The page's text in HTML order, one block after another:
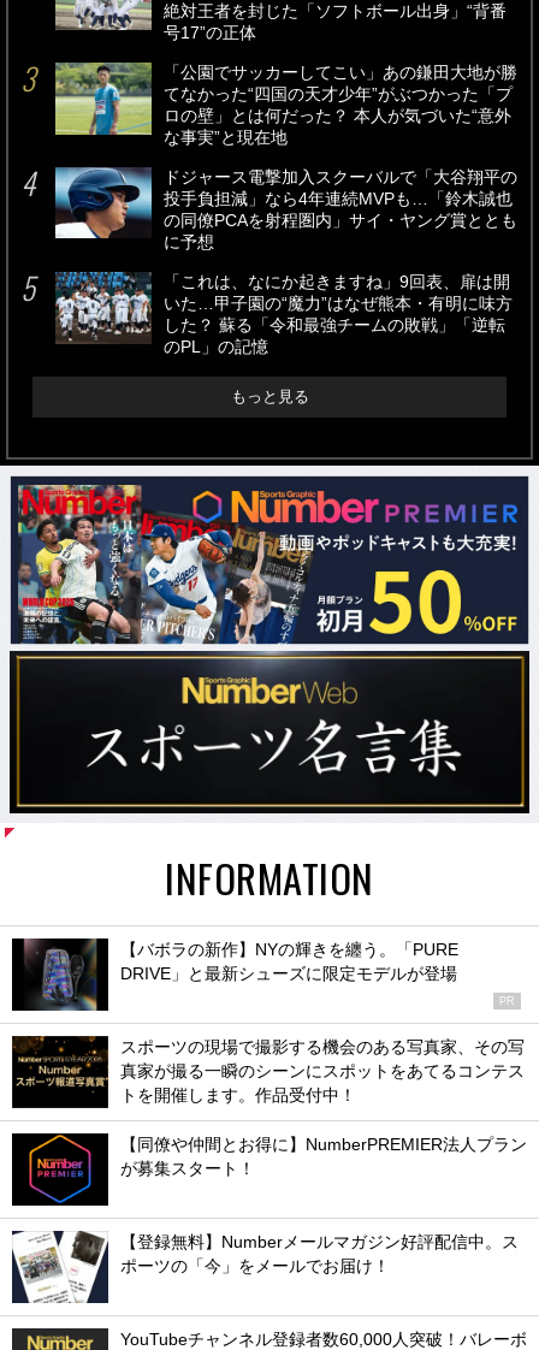
絶対王者を封じた「ソフトボール出身」“背番
号17”の正体
「公園でサッカーしてこい」あの鎌田大地が勝
てなかった“四国の天才少年”がぶつかった「プ
ロの壁」とは何だった？ 本人が気づいた“意外
な事実”と現在地
ドジャース電撃加入スクーバルで「大谷翔平の
投手負担減」なら4年連続MVPも…「鈴木誠也
の同僚PCAを射程圏内」サイ・ヤング賞ととも
に予想
「これは、なにか起きますね」9回表、扉は開
いた…甲子園の“魔力”はなぜ熊本・有明に味方
した？ 蘇る「令和最強チームの敗戦」「逆転
のPL」の記憶
もっと見る
INFORMATION
【バボラの新作】NYの輝きを纏う。「PURE
DRIVE」と最新シューズに限定モデルが登場
PR
スポーツの現場で撮影する機会のある写真家、その写
真家が撮る一瞬のシーンにスポットをあてるコンテス
トを開催します。作品受付中！
【同僚や仲間とお得に】NumberPREMIER法人プラン
が募集スタート！
【登録無料】Numberメールマガジン好評配信中。ス
ポーツの「今」をメールでお届け！
YouTubeチャンネル登録者数60,000人突破！バレーボ